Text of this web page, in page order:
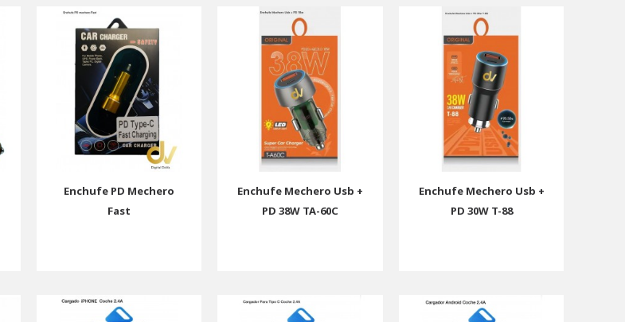
Enchufe PD Mechero
Fast
Enchufe Mechero Usb +
PD 38W TA-60C
Enchufe Mechero Usb +
PD 30W T-88